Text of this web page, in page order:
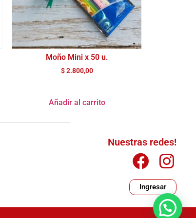
Moño Mini x 50 u.
$2.800,00
Añadir al carrito
Nuestras redes!
Ingresar